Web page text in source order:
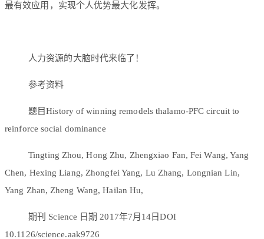
最有效应用，实现个人优势最大化发挥。
人力资源的大脑时代来临了！
参考资料
题目History of winning remodels thalamo-PFC circuit to
reinforce social dominance
Tingting Zhou, Hong Zhu, Zhengxiao Fan, Fei Wang, Yang
Chen, Hexing Liang, Zhongfei Yang, Lu Zhang, Longnian Lin,
Yang Zhan, Zheng Wang, Hailan Hu,
期刊 Science 日期 2017年7月14日DOI
10.1126/science.aak9726